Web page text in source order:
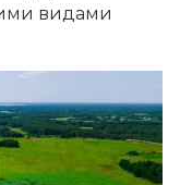
видами